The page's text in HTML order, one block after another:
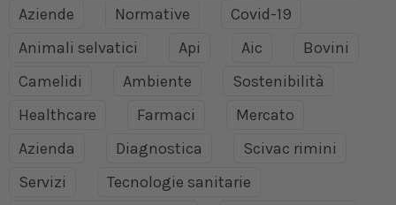
Aziende
Normative
Covid-19
Animali selvatici
Api Aic
Bovini
Camelidi
Ambiente
Sostenibilità
Healthcare
Farmaci
Mercato
Azienda
Diagnostica
Scivac rimini
Servizi
Tecnologie sanitarie